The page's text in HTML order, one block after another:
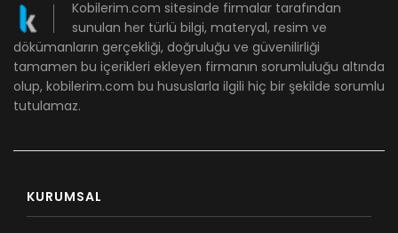
Kobilerim.com sitesinde firmalar tarafından
sunulan her türlü bilgi, materyal, resim ve
dökümanların gerçekliği, doğruluğu ve güvenilirliği
tamamen bu içerikleri ekleyen firmanın sorumluluğu altında
olup, kobilerim.com bu hususlarla ilgili hiç bir şekilde sorumlu
tutulamaz.
KURUMSAL